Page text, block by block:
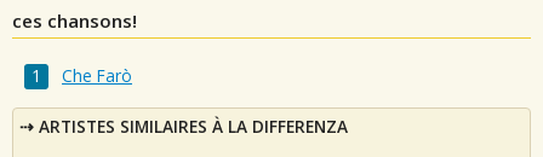
ces chansons!
Che Farò
ARTISTES SIMILAIRES À LA DIFFERENZA